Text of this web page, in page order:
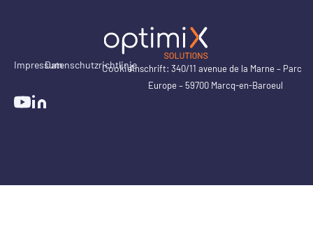
ImpressumDatenschutzrichtlinie
CookieAnschrift: 340/11 avenue de la Marne – Parc
Europe – 59700 Marcq-en-Baroeul